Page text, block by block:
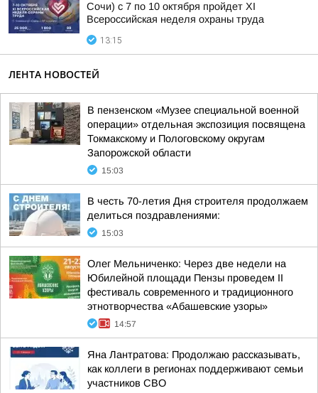
Сочи) с 7 по 10 октября пройдет XI
Всероссийская неделя охраны труда
13:15
ЛЕНТА НОВОСТЕЙ
В пензенском «Музее специальной военной
операции» отдельная экспозиция посвящена
Токмакскому и Пологовскому округам
Запорожской области
15:03
В честь 70-летия Дня строителя продолжаем
делиться поздравлениями:
15:03
Олег Мельниченко: Через две недели на
Юбилейной площади Пензы проведем II
фестиваль современного и традиционного
этнотворчества «Абашевские узоры»
14:57
Яна Лантратова: Продолжаю рассказывать,
как коллеги в регионах поддерживают семьи
участников СВО